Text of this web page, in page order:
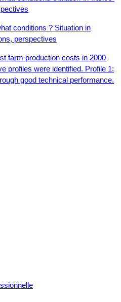
conditions ? Situation in
perspectives
farm production costs in 2000
profiles were identified. Profile 1:
good technical performance.